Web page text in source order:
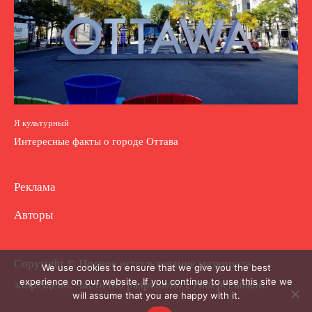
Я культурный
Интересные факты о городе Оттава
Реклама
Авторы
Copyright © Полное использование материала
запрещено. Частично разрешено с гиперссылкой.
We use cookies to ensure that we give you the best
experience on our website. If you continue to use this site we
will assume that you are happy with it.